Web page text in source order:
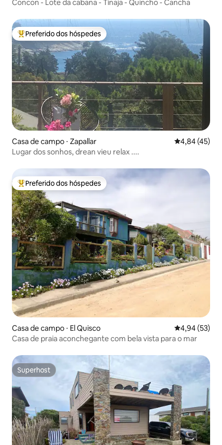
Concon - Lote da cabana - Tinaja - Quincho - Cancha
Entre os melhores preferidos dos hóspedes
Preferido dos hóspedes
Casa de campo ⋅ Zapallar 4,84 de uma
4,84 (45)
Lugar dos sonhos, drean vieu relax ....
Entre os melhores preferidos dos hóspedes
Preferido dos hóspedes
Casa de campo ⋅ El Quisco 4,94 de uma
4,94 (53)
Casa de praia aconchegante com bela vista para o mar
Superhost
Superhost